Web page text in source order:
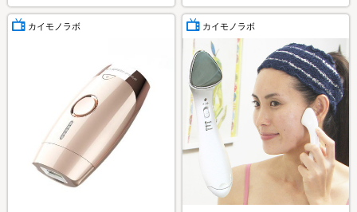
カイモノラボ カイモノラボ